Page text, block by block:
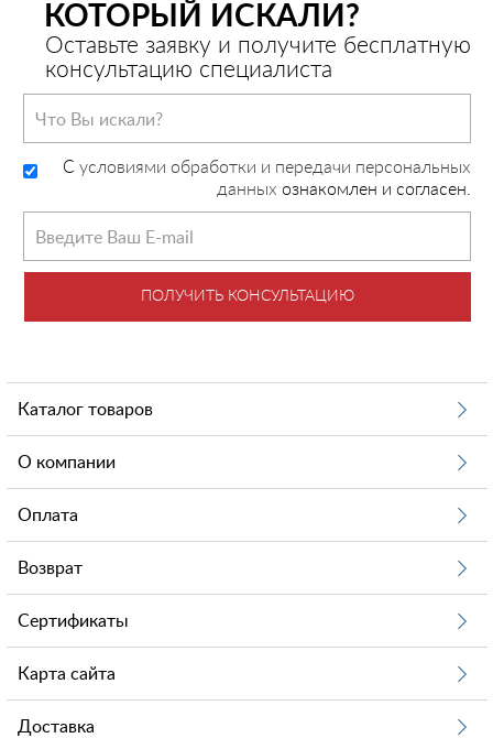
КОТОРЫЙ ИСКАЛИ?
Оставьте заявку и получите бесплатную
консультацию специалиста
C условиями обработки и передачи персональных
данных ознакомлен и согласен.
ПОЛУЧИТЬ КОНСУЛЬТАЦИЮ
Каталог товаров
О компании
Оплата
Возврат
Сертификаты
Карта сайта
Доставка